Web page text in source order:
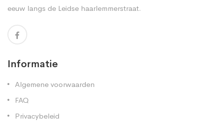
eeuw langs de Leidse haarlemmerstraat.
Informatie
Algemene voorwaarden
FAQ
Privacybeleid